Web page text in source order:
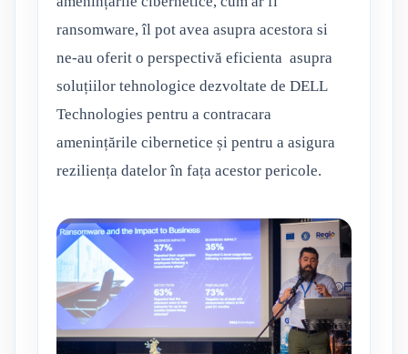
ransomware, îl pot avea asupra acestora si
ne-au oferit o perspectivă eficienta asupra
soluțiilor tehnologice dezvoltate de DELL
Technologies pentru a contracara
amenințările cibernetice și pentru a asigura
reziliența datelor în fața acestor pericole.